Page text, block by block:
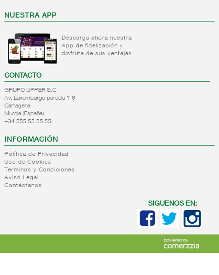
NUESTRA APP
Descarga ahora nuestra
App de fidelización y
disfruta de sus ventajas
CONTACTO
GRUPO UPPER S.C.
Av. Luxemburgo parcela 1-6
Cartagena
Murcia (España)
+34 555 55 55 55
INFORMACIÓN
Política de Privacidad
Uso de Cookies
Terminos y Condiciones
Aviso Legal
Contáctanos
SIGUENOS EN: